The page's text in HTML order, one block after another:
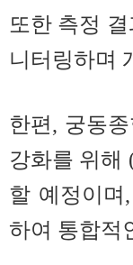
또한 측정
니터링하며
한편, 궁동
강화를 위해
할 예정이
하여 통합적